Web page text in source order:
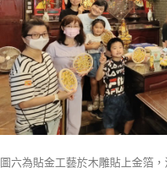
圖六為貼金工藝於木雕貼上金箔